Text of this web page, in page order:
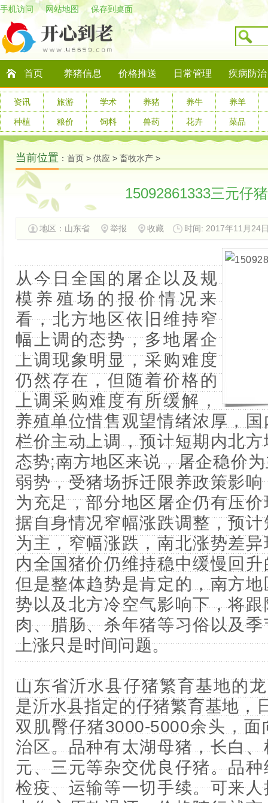
手机访问 网站地图 保存到桌面
首页 养猪信息 价格推送 日常管理 疾病防治
资讯 旅游 学术 养猪 养牛 养羊
种植 粮价 饲料 兽药 花卉 菜品
当前位置 ： 首页 > 供应 > 畜牧水产 >
15092861333三元仔
地区： 山东省 举报 收藏 时间: 2017年11月24
从今日全国的屠企以及规
模养殖场的报价情况来
看，北方地区依旧维持窄
幅上调的态势，多地屠企
上调现象明显，采购难度
仍然存在，但随着价格的
上调采购难度有所缓解，
养殖单位惜售观望情绪浓厚，
栏价主动上调，预计短期内北
态势;南方地区来说，屠企稳价
弱势，受猪场拆迁限养政策影
为充足，部分地区屠企仍有压
据自身情况窄幅涨跌调整，预
为主，窄幅涨跌，南北涨势差
内全国猪价仍维持稳中缓慢回
但是整体趋势是肯定的，南方
势以及北方冷空气影响下，将
肉、腊肠、杀年猪等习俗以及
上涨只是时间问题。
山东省沂水县仔猪繁育基地的
是沂水县指定的仔猪繁育基地，
双肌臀仔猪3000-5000余头，
治区。品种有太湖母猪，长白
元、三元等杂交优良仔猪。品
检疫、运输等一切手续。可来